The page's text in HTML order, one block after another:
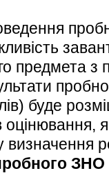
предмета з
буде
визначення
ЗНО